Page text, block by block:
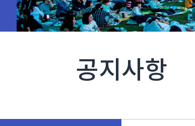
공지사항